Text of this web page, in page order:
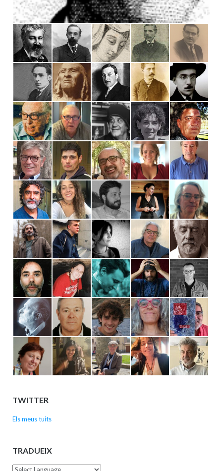
TWITTER
Els meus tuits
TRADUEIX